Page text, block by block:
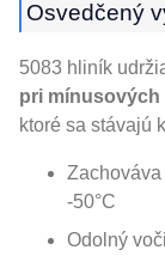
Osvedčený
5083 hliník
pri mínusových
ktoré sa stávajú
-50°C
Odolný